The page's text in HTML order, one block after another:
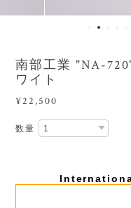
南部工業 "NA-
ワイト
¥22,500
数量